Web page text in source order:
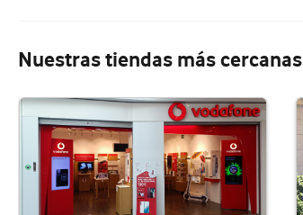
Nuestras tiendas más cercanas